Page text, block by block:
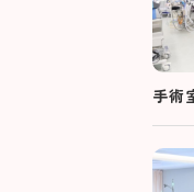
手術